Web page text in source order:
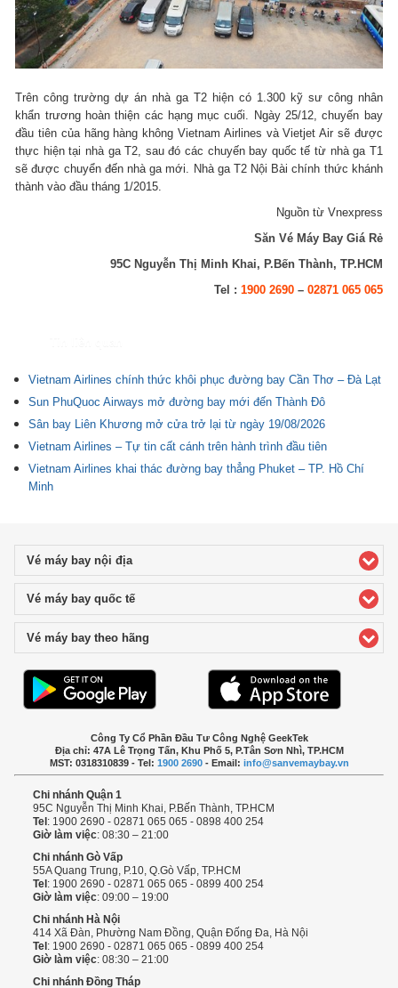
Trên công trường dự án nhà ga T2 hiện có 1.300 kỹ sư công nhân
khẩn trương hoàn thiện các hạng mục cuối. Ngày 25/12, chuyến bay
đầu tiên của hãng hàng không Vietnam Airlines và Vietjet Air sẽ được
thực hiện tại nhà ga T2, sau đó các chuyến bay quốc tế từ nhà ga T1
sẽ được chuyển đến nhà ga mới. Nhà ga T2 Nội Bài chính thức khánh
thành vào đầu tháng 1/2015.
Nguồn từ Vnexpress
Săn Vé Máy Bay Giá Rẻ
95C Nguyễn Thị Minh Khai, P.Bến Thành, TP.HCM
Tel : 1900 2690– 02871 065 065
Vietnam Airlines chính thức khôi phục đường bay Cần Thơ – Đà Lạt
Sun PhuQuoc Airways mở đường bay mới đến Thành Đô
Sân bay Liên Khương mở cửa trở lại từ ngày 19/08/2026
Vietnam Airlines – Tự tin cất cánh trên hành trình đầu tiên
Vietnam Airlines khai thác đường bay thẳng Phuket – TP. Hồ Chí
Minh
Vé máy bay nội địaclick to expand contents
Vé máy bay quốc tếclick to expand contents
Vé máy bay theo hãng
Công Ty Cổ Phần Đầu Tư Công Nghệ GeekTek
Địa chỉ: 47A Lê Trọng Tấn, Khu Phố 5, P.Tân Sơn Nhì, TP.HCM
MST: 0318310839 - Tel: 1900 2690- Email: info@sanvemaybay.vn
Chi nhánh Quận 1
95C Nguyễn Thị Minh Khai, P.Bến Thành, TP.HCM
Tel : 1900 2690 - 02871 065 065 - 0898 400 254
Giờ làm việc: 08:30 – 21:00
Chi nhánh Gò Vấp
55A Quang Trung, P.10, Q.Gò Vấp, TP.HCM
Tel : 1900 2690 - 02871 065 065 - 0899 400 254
Giờ làm việc: 09:00 – 19:00
Chi nhánh Hà Nội
414 Xã Đàn, Phường Nam Đồng, Quận Đống Đa, Hà Nội
Tel : 1900 2690 - 02871 065 065 - 0899 400 254
Giờ làm việc: 08:30 – 21:00
Chi nhánh Đồng Tháp